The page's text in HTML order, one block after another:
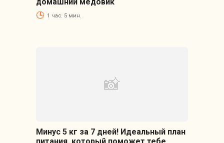
1 час. 5 мин.
Минус 5 кг за 7 дней! Идеальный план